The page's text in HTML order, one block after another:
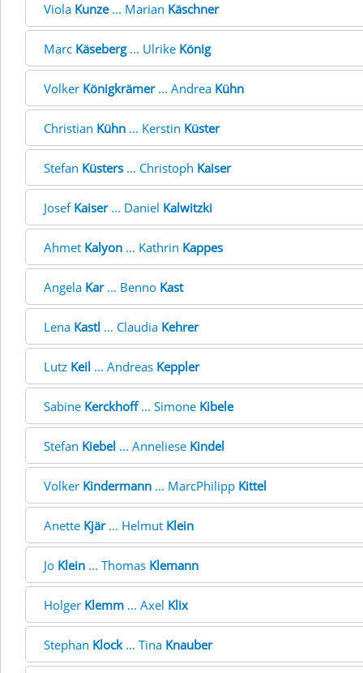
Viola Kunze... Marian Käschner
Marc Käseberg... Ulrike König
Volker Königkrämer... Andrea Kühn
Christian Kühn ... Kerstin Küster
Stefan Küsters ... Christoph Kaiser
Josef Kaiser... Daniel Kalwitzki
Ahmet Kalyon ... Kathrin Kappes
Angela Kar... Benno Kast
Lena Kastl ... Claudia Kehrer
Lutz Keil ... Andreas Keppler
Sabine Kerckhoff... Simone Kibele
Stefan Kiebel ... Anneliese Kindel
Volker Kindermann ... MarcPhilipp Kittel
Anette Kjär... Helmut Klein
Jo Klein ... Thomas Klemann
Holger Klemm ... Axel Klix
Stephan Klock... Tina Knauber